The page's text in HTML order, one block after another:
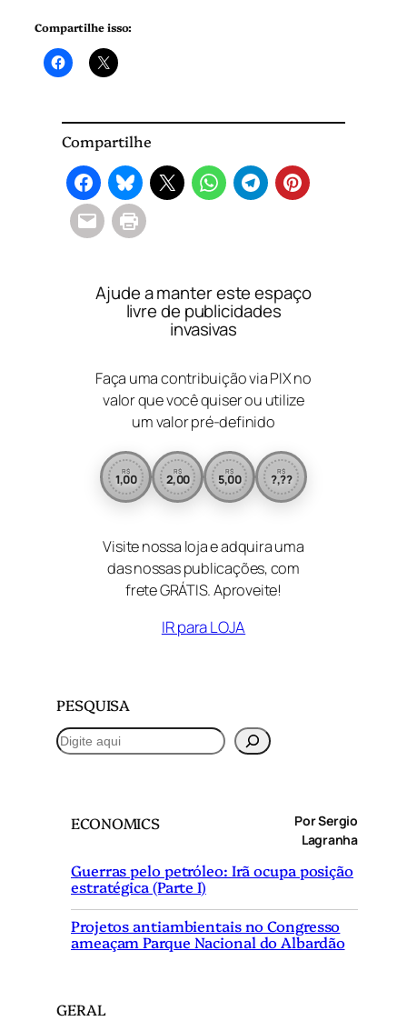
Compartilhe isso:
Compartilhe
Ajude a manter este espaço
livre de publicidades
invasivas
Faça uma contribuição via PIX no
valor que você quiser ou utilize
um valor pré-definido
R$
1,00
R$
2,00
R$
5,00
R$
?,??
Visite nossa loja e adquira uma
das nossas publicações, com
frete GRÁTIS. Aproveite!
IR para LOJA
PESQUISA
P
e
ECONOMICS
Por Sergio
Lagranha
Guerras pelo petróleo: Irã ocupa posição
estratégica (Parte I)
Projetos antiambientais no Congresso
ameaçam Parque Nacional do Albardão
GERAL